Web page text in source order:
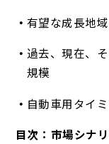
有望な成長地
過去、現在、
規模
自動車用タイ
目次：市場シナ